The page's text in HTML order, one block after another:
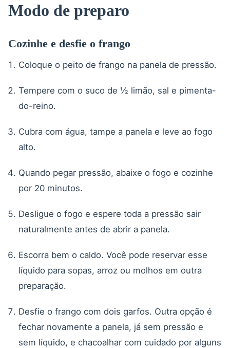
Modo de preparo
Cozinhe e desfie o frango
Coloque o peito de frango na panela de pressão.
Tempere com o suco de ½ limão, sal e pimenta-
do-reino.
Cubra com água, tampe a panela e leve ao fogo
alto.
Quando pegar pressão, abaixe o fogo e cozinhe
por 20 minutos.
Desligue o fogo e espere toda a pressão sair
naturalmente antes de abrir a panela.
Escorra bem o caldo. Você pode reservar esse
líquido para sopas, arroz ou molhos em outra
preparação.
Desfie o frango com dois garfos. Outra opção é
fechar novamente a panela, já sem pressão e
sem líquido, e chacoalhar com cuidado por alguns